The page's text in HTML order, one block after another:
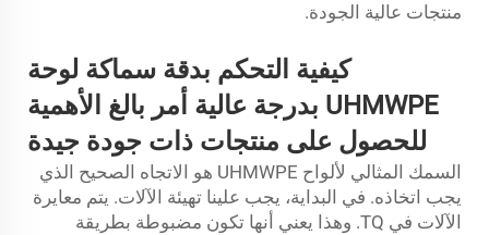
منتجات عالية الجودة.
كيفية التحكم بدقة سماكة لوحة
UHMWPE بدرجة عالية أمر بالغ الأهمية
للحصول على منتجات ذات جودة جيدة
السمك المثالي لألواح UHMWPE هو الاتجاه الصحيح الذي
يجب اتخاذه. في البداية، يجب علينا تهيئة الآلات. يتم معايرة
الآلات في TQ. وهذا يعني أنها تكون مضبوطة بطريقة